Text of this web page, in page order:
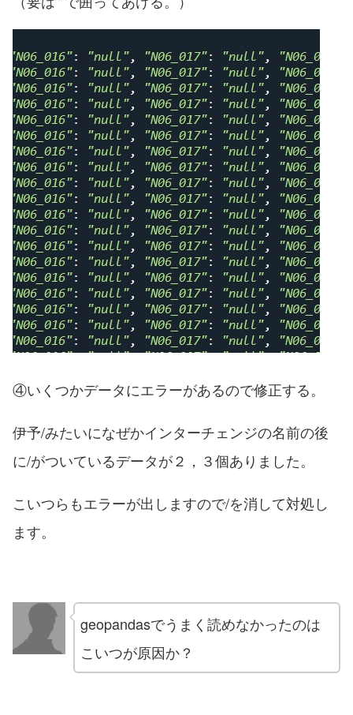
④いくつかデータにエラーがあるので修正する。
伊予/みたいになぜかインターチェンジの名前の後
に/がついているデータが２，３個ありました。
こいつらもエラーが出しますので/を消して対処し
ます。
geopandasでうまく読めなかったのは
こいつが原因か？